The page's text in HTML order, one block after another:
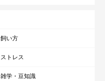
飼い方
ストレス
雑学・豆知識